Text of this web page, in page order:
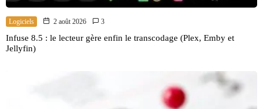
Logiciels 2 août 2026 3
Infuse 8.5 : le lecteur gère enfin le transcodage (Plex, Emby et
Jellyfin)